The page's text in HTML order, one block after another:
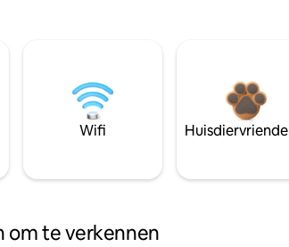
Wifi
om te verkennen